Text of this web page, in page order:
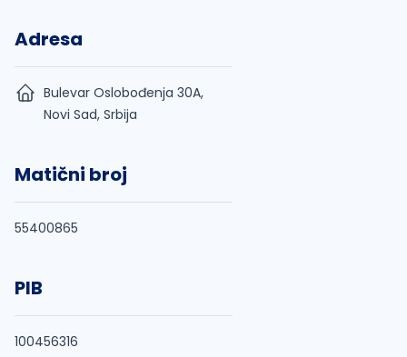
Adresa
Bulevar Oslobođenja 30A,
Novi Sad, Srbija
Matični broj
55400865
PIB
100456316